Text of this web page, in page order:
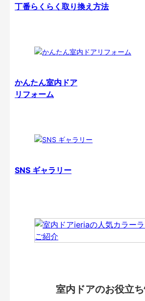
丁番らくらく取り換え方法
かんたん室内ドア
リフォーム
SNS ギャラリー
室内ドアのお役立